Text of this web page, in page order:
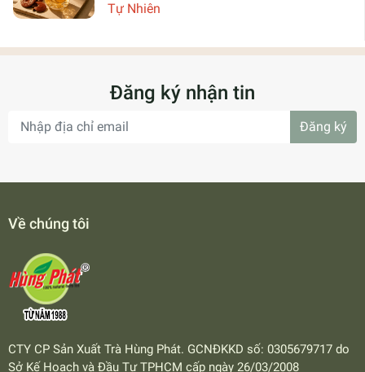
Tự Nhiên
Đăng ký nhận tin
Đăng ký
Về chúng tôi
CTY CP Sản Xuất Trà Hùng Phát. GCNĐKKD số: 0305679717 do
Sở Kế Hoạch và Đầu Tư TPHCM cấp ngày 26/03/2008